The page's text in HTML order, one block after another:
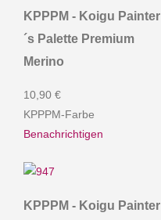
KPPPM - Koigu Painter
´s Palette Premium
Merino
10,90 €
KPPPM-Farbe
Benachrichtigen
KPPPM - Koigu Painter